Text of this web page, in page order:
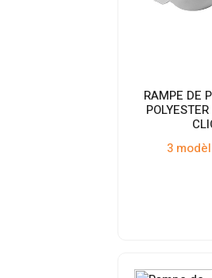
RAMPE DE
3